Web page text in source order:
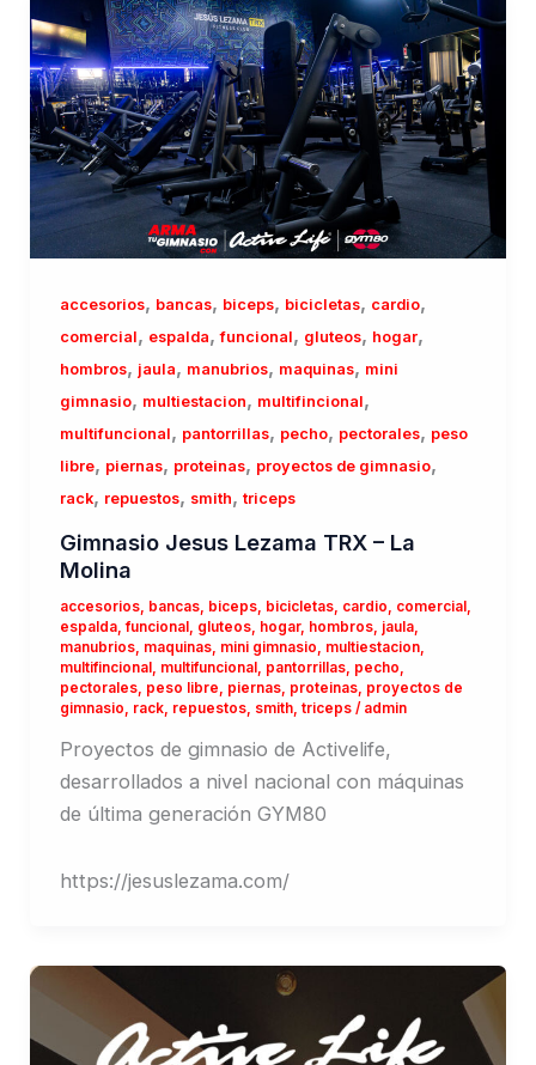
accesorios, bancas, biceps, bicicletas, cardio,
comercial, espalda,funcional, gluteos, hogar,
hombros, jaula, manubrios, maquinas, mini
gimnasio, multiestacion, multifincional,
multifuncional, pantorrillas, pecho, pectorales, peso
libre, piernas, proteinas, proyectos de gimnasio,
rack, repuestos, smith, triceps
Gimnasio Jesus Lezama TRX – La
Molina
accesorios, bancas, biceps, bicicletas, cardio, comercial ,
espalda,funcional , gluteos, hogar, hombros, jaula,
manubrios, maquinas, mini gimnasio, multiestacion,
multifincional , multifuncional , pantorrillas, pecho,
pectorales, peso libre, piernas, proteinas, proyectos de
gimnasio, rack, repuestos, smith, triceps/ admin
Proyectos de gimnasio de Activelife,
desarrollados a nivel nacional con máquinas
de última generación GYM80
https://jesuslezama.com/